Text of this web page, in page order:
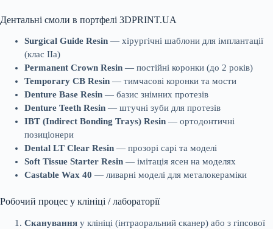
Дентальні смоли в портфелі 3DPRINT.UA
Surgical Guide Resin — хірургічні шаблони для імплантації
(клас IIa)
Permanent Crown Resin — постійні коронки (до 2 років)
Temporary CB Resin — тимчасові коронки та мости
Denture Base Resin — базис знімних протезів
Denture Teeth Resin — штучні зуби для протезів
IBT (Indirect Bonding Trays) Resin — ортодонтичні
позиціонери
Dental LT Clear Resin — прозорі capi та моделі
Soft Tissue Starter Resin — імітація ясен на моделях
Castable Wax 40 — ливарні моделі для металокераміки
Робочий процес у клініці / лабораторії
Сканування у клініці (інтраоральний сканер) або з гіпсової